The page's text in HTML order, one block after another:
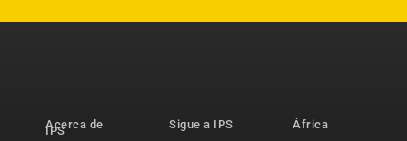
Acerca de
IPS
Sigue a IPS
África